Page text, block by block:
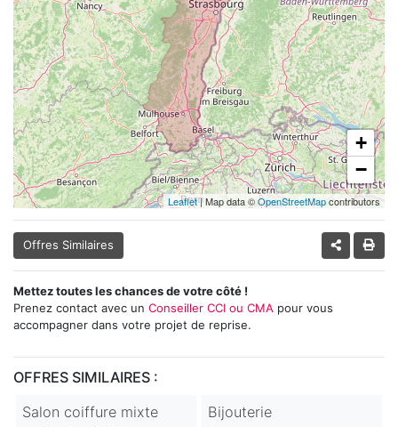
+
−
Leaflet| Map data ©OpenStreetMapcontributors
Offres Similaires
Mettez toutes les chances de votre côté !
Prenez contact avec un Conseiller CCI ou CMA pour vous
accompagner dans votre projet de reprise.
OFFRES SIMILAIRES :
Salon coiffure mixte
Bijouterie